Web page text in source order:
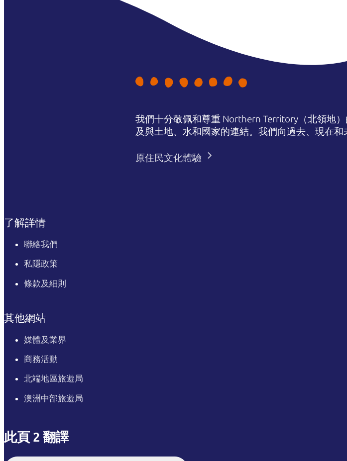
我們十分敬佩和尊重 Northern Territory（北領地
及與土地、水和國家的連結。我們向過去、現在和
原住民文化體驗
了解詳情
聯絡我們
私隱政策
條款及細則
其他網站
媒體及業界
商務活動
北端地區旅遊局
澳洲中部旅遊局
此頁 2 翻譯